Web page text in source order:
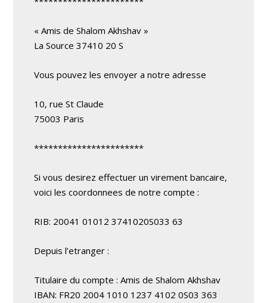
« Amis de Shalom Akhshav »
La Source 37410 20 S
Vous pouvez les envoyer a notre adresse
10, rue St Claude
75003 Paris
***********************
Si vous desirez effectuer un virement bancaire,
voici les coordonnees de notre compte :
RIB: 20041 01012 3741020S033 63
Depuis l’etranger :
Titulaire du compte : Amis de Shalom Akhshav
IBAN: FR20 2004 1010 1237 4102 0S03 363